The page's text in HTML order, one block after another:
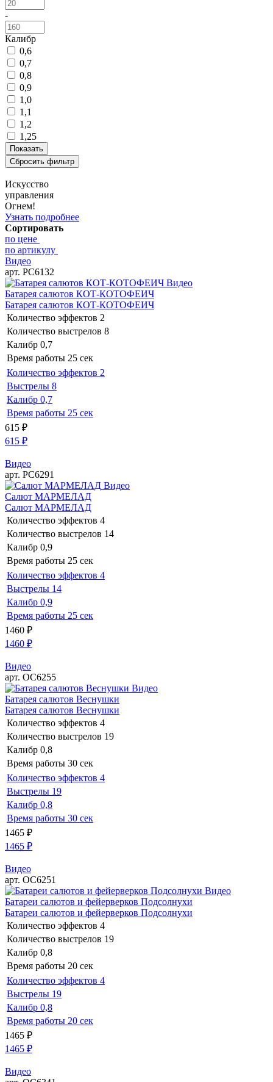
-
Калибр
0,6
0,7
0,8
0,9
1,0
1,1
1,2
1,25
Искусство
управления
Огнем!
Узнать подробнее
Сортировать
по цене
по артикулу
Видео
арт. РС6132
Видео
Батарея салютов КОТ-КОТОФЕИЧ
Батарея салютов КОТ-КОТОФЕИЧ
Количество эффектов 2
Количество выстрелов 8
Калибр 0,7
Время работы 25 сек
Количество эффектов 2
Выстрелы 8
Калибр 0,7
Время работы 25 сек
615 ₽
615 ₽
Видео
арт. РС6291
Видео
Салют МАРМЕЛАД
Салют МАРМЕЛАД
Количество эффектов 4
Количество выстрелов 14
Калибр 0,9
Время работы 25 сек
Количество эффектов 4
Выстрелы 14
Калибр 0,9
Время работы 25 сек
1460 ₽
1460 ₽
Видео
арт. ОС6255
Видео
Батарея салютов Веснушки
Батарея салютов Веснушки
Количество эффектов 4
Количество выстрелов 19
Калибр 0,8
Время работы 30 сек
Количество эффектов 4
Выстрелы 19
Калибр 0,8
Время работы 30 сек
1465 ₽
1465 ₽
Видео
арт. ОС6251
Видео
Батареи салютов и фейерверков Подсолнухи
Батареи салютов и фейерверков Подсолнухи
Количество эффектов 4
Количество выстрелов 19
Калибр 0,8
Время работы 20 сек
Количество эффектов 4
Выстрелы 19
Калибр 0,8
Время работы 20 сек
1465 ₽
1465 ₽
Видео